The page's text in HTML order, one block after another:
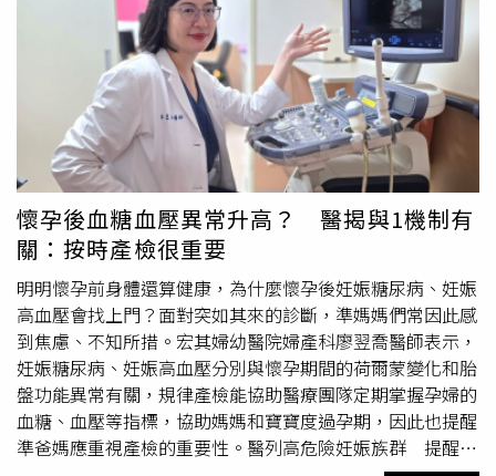
足，引發急性腎損傷，尿毒指數標高，該男子便接受緊急洗
腎保住性命。洪永祥說明，對於健康的人來說，吃冰過後如
果拉肚子，可能蹲幾天廁所就好了，但對嚴重腎衰竭的腎
友，特別是第4期以上的人，吃冰相當於在玩「踩雷大冒
險」，必須非常小心，因此應注意以下4點：1、細菌感染：
冰店衛生條件不一，冰塊與配料容易滋生細菌，腎友若引發
急性腸胃炎狂拉肚子，體內水分瞬間掏空，腎臟血流一斷，
腎功能就會呈斷崖式下跌。2、高鉀：剉冰配料中的紅豆、
綠豆、花生、芋圓，全都是高鉀大戶，如果鉀離子排不掉，
在體內累積，恐誘發心律不整甚至心臟驟停。3、高果糖和
高磷：濃郁黑糖水、煉乳與濃縮果醬，含極易被人體吸收的
「無機磷」與高果糖，而高果糖是傷腎第1元凶，高磷代謝
不掉，會讓血管迅速硬化、骨頭遭破壞。4、肺水腫：冰吃
進去融化都是水，第4期腎友若需要限水，尤其如果合併心
臟病，吃完1碗剉冰等於直接灌進幾百毫升的水，心肺根本
吃不消。洪永祥建議，要是腎友夏天也想吃冰，可以改為
「口含純水冰塊」，用家裡過濾煮沸過的乾淨水凍成小冰塊
懷孕後血糖血壓異常升高？ 醫揭與1機制有
關：按時產檢很重要
明明懷孕前身體還算健康，為什麼懷孕後妊娠糖尿病、妊娠
高血壓會找上門？面對突如其來的診斷，準媽媽們常因此感
到焦慮、不知所措。宏其婦幼醫院婦產科廖翌喬醫師表示，
妊娠糖尿病、妊娠高血壓分別與懷孕期間的荷爾蒙變化和胎
盤功能異常有關，規律產檢能協助醫療團隊定期掌握孕婦的
血糖、血壓等指標，協助媽媽和寶寶度過孕期，因此也提醒
準爸媽應重視產檢的重要性。醫列高危險妊娠族群 提醒別